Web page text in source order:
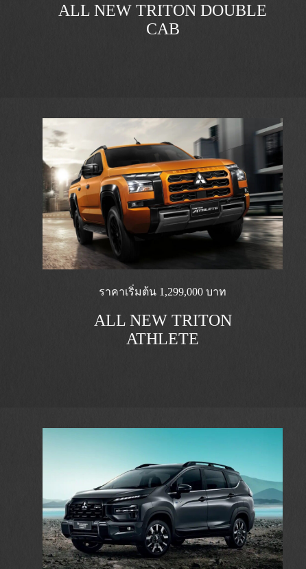
ALL NEW TRITON DOUBLE
CAB
ราคาเริ่มต้น 1,299,000 บาท
ALL NEW TRITON
ATHLETE